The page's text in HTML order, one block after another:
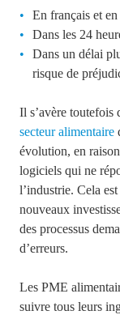
En français et
Dans les 24
Dans un délai
risque de
Il s’avère
secteur alimentaire
évolution, en
logiciels qui ne
l’industrie. Cela
nouveaux
des processus
d’erreurs.
Les PME
suivre tous leurs